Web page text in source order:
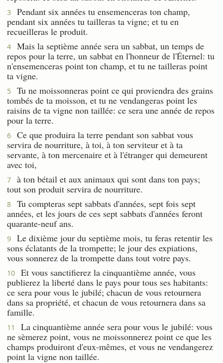
3
Pendant six années tu ensemenceras ton champ,
pendant six années tu tailleras ta vigne; et tu en
recueilleras le produit.
4
Mais la septième année sera un sabbat, un temps de
repos pour la terre, un sabbat en l'honneur de l'Éternel: tu
n'ensemenceras point ton champ, et tu ne tailleras point
ta vigne.
5
Tu ne moissonneras point ce qui proviendra des grains
tombés de ta moisson, et tu ne vendangeras point les
raisins de ta vigne non taillée: ce sera une année de repos
pour la terre.
6
Ce que produira la terre pendant son sabbat vous
servira de nourriture, à toi, à ton serviteur et à ta
servante, à ton mercenaire et à l'étranger qui demeurent
avec toi,
7
à ton bétail et aux animaux qui sont dans ton pays;
tout son produit servira de nourriture.
8
Tu compteras sept sabbats d'années, sept fois sept
années, et les jours de ces sept sabbats d'années feront
quarante-neuf ans.
9
Le dixième jour du septième mois, tu feras retentir les
sons éclatants de la trompette; le jour des expiations,
vous sonnerez de la trompette dans tout votre pays.
10
Et vous sanctifierez la cinquantième année, vous
publierez la liberté dans le pays pour tous ses habitants:
ce sera pour vous le jubilé; chacun de vous retournera
dans sa propriété, et chacun de vous retournera dans sa
famille.
11
La cinquantième année sera pour vous le jubilé: vous
ne sèmerez point, vous ne moissonnerez point ce que les
champs produiront d'eux-mêmes, et vous ne vendangerez
point la vigne non taillée.